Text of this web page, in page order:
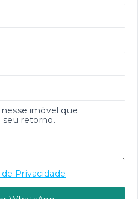
Privacidade